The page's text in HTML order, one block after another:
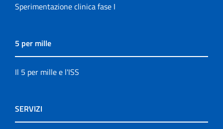
Sperimentazione clinica fase I
5 per mille
Il 5 per mille e l'ISS
SERVIZI